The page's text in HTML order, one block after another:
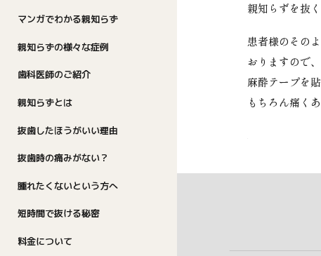
親知らずを抜
患者様のその
おりますので
麻酔テープを
もちろん痛く
マンガでわかる親知らず
親知らずの様々な症例
歯科医師のご紹介
親知らずとは
抜歯したほうがいい理由
抜歯時の痛みがない？
腫れたくないという方へ
短時間で抜ける秘密
料金について
お電話